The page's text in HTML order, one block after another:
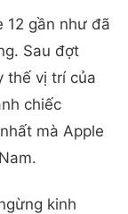
12 gần như đã
Sau đợt
thế vị trí của
chiếc
mà Apple
kinh